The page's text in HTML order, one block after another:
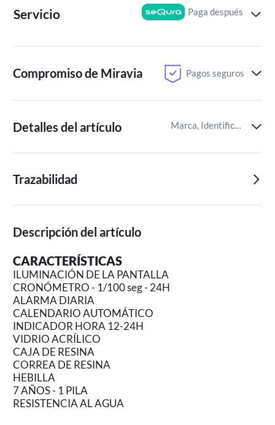
Servicio Paga después
Compromiso de Miravia Pagos seguros
Detalles del artículo Marca, Identificador del artículo de Miravia
Trazabilidad
Descripción del artículo
CARACTERÍSTICAS
ILUMINACIÓN DE LA PANTALLA
CRONÓMETRO - 1/100 seg - 24H
ALARMA DIARIA
CALENDARIO AUTOMÁTICO
INDICADOR HORA 12-24H
VIDRIO ACRÍLICO
CAJA DE RESINA
CORREA DE RESINA
HEBILLA
7 AÑOS - 1 PILA
RESISTENCIA AL AGUA